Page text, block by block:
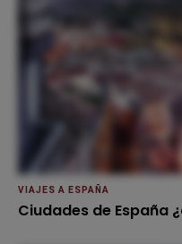
VIAJES A ESPAÑA
Ciudades de España